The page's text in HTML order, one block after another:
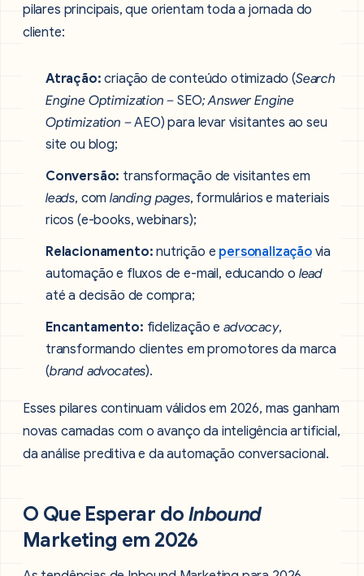
pilares principais, que orientam toda a jornada do
cliente:
Atração:criação de conteúdo otimizado (Search
Engine Optimization –SEO; Answer Engine
Optimization –AEO) para levar visitantes ao seu
site ou blog;
Conversão: transformação de visitantes em
leads, com landing pages, formulários e materiais
ricos (e-books, webinars);
Relacionamento:nutrição e personalizaçãovia
automação e fluxos de e-mail, educando o lead
até a decisão de compra;
Encantamento: fidelização eadvocacy,
transformando clientes em promotores da marca
(brand advocates).
Esses pilares continuam válidos em 2026, mas ganham
novas camadas com o avanço da inteligência artificial,
da análise preditiva e da automação conversacional.
O Que Esperar do Inbound
Marketing em 2026